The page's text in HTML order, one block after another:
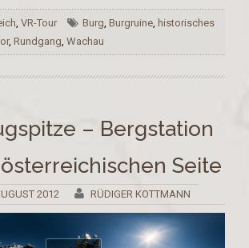
,VR-Tour Burg, Burgruine, historisches
, Rundgang, Wachau
– Bergstation
Seite
2012 RÜDIGER KOTTMANN